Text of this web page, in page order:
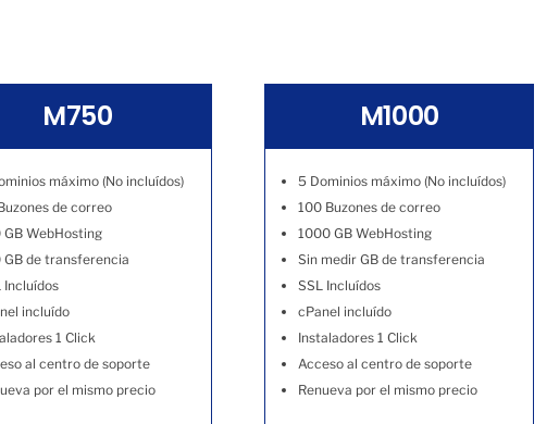
M750
máximo (No incluídos)
de correo
GB WebHosting
GB de transferencia
Incluídos
incluído
1 Click
al centro de soporte
por el mismo precio
M1000
5 Dominios máximo (No incluídos)
100 Buzones de correo
1000 GB WebHosting
Sin medir GB de transferencia
SSL Incluídos
cPanel incluído
Instaladores 1 Click
Acceso al centro de soporte
Renueva por el mismo precio